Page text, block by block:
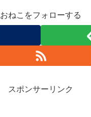
おねこをフォローする
スポンサーリンク